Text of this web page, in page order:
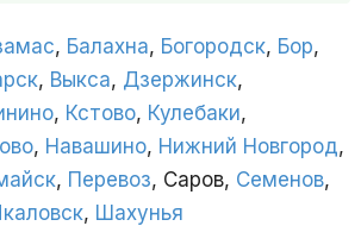
, Балахна, Богородск, Бор,
, Выкса, Дзержинск,
, Кстово, Кулебаки,
, Навашино, Нижний Новгород,
, Перевоз, Саров, Семенов,
, Шахунья